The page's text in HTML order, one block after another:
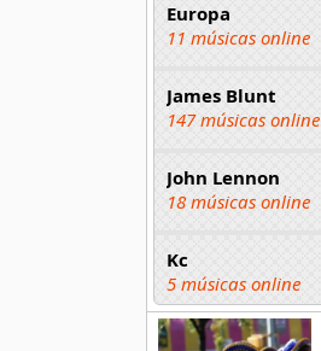
Europa
11 músicas online
James Blunt
147 músicas online
John Lennon
18 músicas online
Kc
5 músicas online
Martika